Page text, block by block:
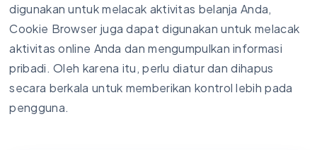
digunakan untuk melacak aktivitas belanja Anda,
Cookie Browser juga dapat digunakan untuk melacak
aktivitas online Anda dan mengumpulkan informasi
pribadi. Oleh karena itu, perlu diatur dan dihapus
secara berkala untuk memberikan kontrol lebih pada
pengguna.